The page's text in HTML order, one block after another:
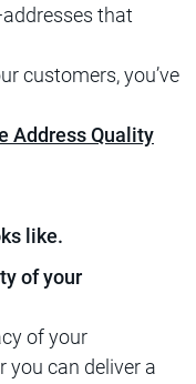
that
customers, you’ve
Address Quality
like.
of your
of your
you can deliver a